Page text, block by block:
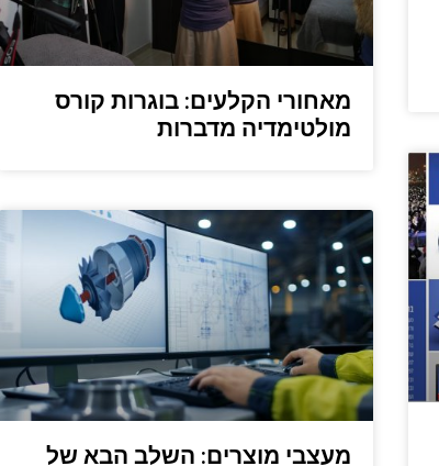
מאחורי הקלעים: בוגרות קורס
מולטימדיה מדברות
מעצבי מוצרים: השלב הבא של